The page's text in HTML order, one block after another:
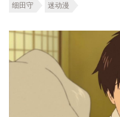
细田守 迷动漫